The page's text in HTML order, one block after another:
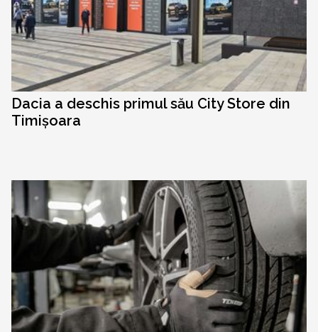
Dacia a deschis primul său City Store din
Timișoara